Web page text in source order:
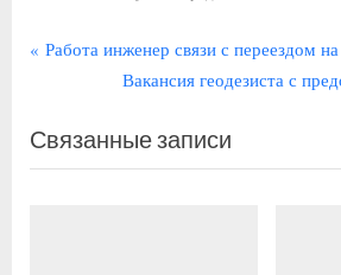
Навигация
записям
П
д
ы
Работа инженер связи с переездом
С
е
д
Вакансия геодезиста с
Связанные записи